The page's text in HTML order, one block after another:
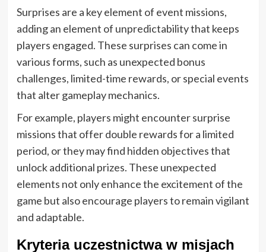
Surprises are a key element of event missions,
adding an element of unpredictability that keeps
players engaged. These surprises can come in
various forms, such as unexpected bonus
challenges, limited-time rewards, or special events
that alter gameplay mechanics.
For example, players might encounter surprise
missions that offer double rewards for a limited
period, or they may find hidden objectives that
unlock additional prizes. These unexpected
elements not only enhance the excitement of the
game but also encourage players to remain vigilant
and adaptable.
Kryteria uczestnictwa w misjach